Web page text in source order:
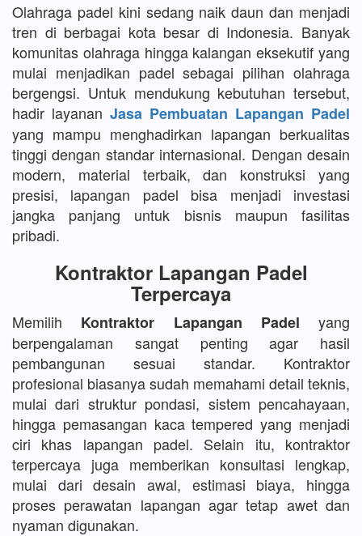
Olahraga padel kini sedang naik daun dan menjadi
tren di berbagai kota besar di Indonesia. Banyak
komunitas olahraga hingga kalangan eksekutif yang
mulai menjadikan padel sebagai pilihan olahraga
bergengsi. Untuk mendukung kebutuhan tersebut,
hadir layanan Jasa Pembuatan Lapangan Padel
yang mampu menghadirkan lapangan berkualitas
tinggi dengan standar internasional. Dengan desain
modern, material terbaik, dan konstruksi yang
presisi, lapangan padel bisa menjadi investasi
jangka panjang untuk bisnis maupun fasilitas
pribadi.
Kontraktor Lapangan Padel
Terpercaya
Memilih Kontraktor Lapangan Padel yang
berpengalaman sangat penting agar hasil
pembangunan sesuai standar. Kontraktor
profesional biasanya sudah memahami detail teknis,
mulai dari struktur pondasi, sistem pencahayaan,
hingga pemasangan kaca tempered yang menjadi
ciri khas lapangan padel. Selain itu, kontraktor
terpercaya juga memberikan konsultasi lengkap,
mulai dari desain awal, estimasi biaya, hingga
proses perawatan lapangan agar tetap awet dan
nyaman digunakan.